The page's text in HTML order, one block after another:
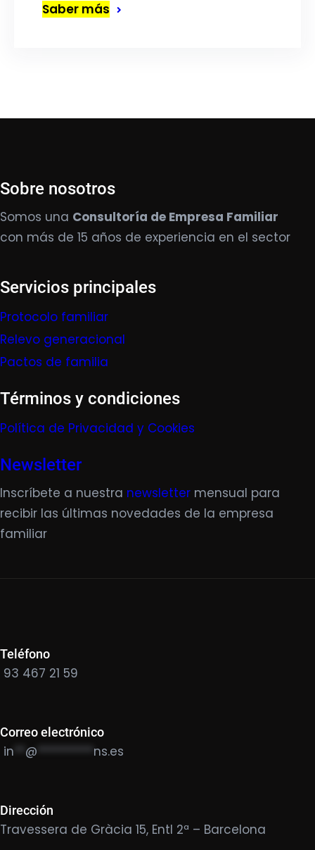
Saber más
Sobre nosotros
Somos una Consultoría de Empresa Familiar
con más de 15 años de experiencia en el sector
Servicios principales
Protocolo familiar
Relevo generacional
Pactos de familia
Términos y condiciones
Política de Privacidad y Cookies
Newsletter
Inscríbete a nuestra newsletter mensual para
recibir las últimas novedades de la empresa
familiar
Teléfono
93 467 21 59
Correo electrónico
in @ ********** ns.es
Dirección
Travessera de Gràcia 15, Entl 2ª – Barcelona